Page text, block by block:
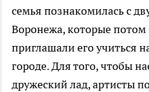
семья познакомилась с
Воронежа, которые
приглашали его учиться
городе. Для того, чтобы
дружеский лад, артисты